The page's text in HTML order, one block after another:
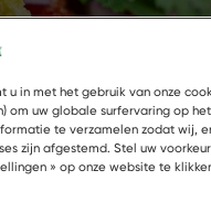
u in met het gebruik van onze
om uw globale surfervaring op
te verzamelen zodat wij,
zijn afgestemd. Stel uw
» op onze website te